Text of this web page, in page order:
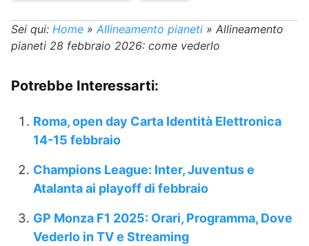
Sei qui: Home » Allineamento pianeti » Allineamento
pianeti 28 febbraio 2026: come vederlo
Potrebbe Interessarti:
Roma, open day Carta Identità Elettronica
14-15 febbraio
Champions League: Inter, Juventus e
Atalanta ai playoff di febbraio
GP Monza F1 2025: Orari, Programma, Dove
Vederlo in TV e Streaming